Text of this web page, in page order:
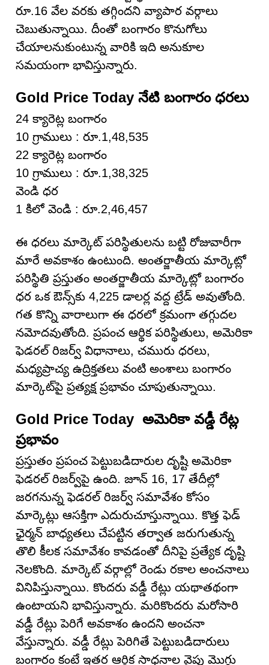
రూ.16 వేల వరకు తగ్గిందని వ్యాపార వర్గాలు
చెబుతున్నాయి. దీంతో బంగారం కొనుగోలు
చేయాలనుకుంటున్న వారికి ఇది అనుకూల
సమయంగా భావిస్తున్నారు.
Gold Price Today నేటి బంగారం ధరలు
24 క్యారెట్ల బంగారం
10 గ్రాములు : రూ.1,48,535
22 క్యారెట్ల బంగారం
10 గ్రాములు : రూ.1,38,325
వెండి ధర
1 కిలో వెండి : రూ.2,46,457
ఈ ధరలు మార్కెట్ పరిస్థితులను బట్టి రోజువారీగా
మారే అవకాశం ఉంటుంది. అంతర్జాతీయ మార్కెట్లో
పరిస్థితి ప్రస్తుతం అంతర్జాతీయ మార్కెట్లో బంగారం
ధర ఒక ఔన్స్‌కు 4,225 డాలర్ల వద్ద ట్రేడ్ అవుతోంది.
గత కొన్ని వారాలుగా ఈ ధరలో క్రమంగా తగ్గుదల
నమోదవుతోంది. ప్రపంచ ఆర్థిక పరిస్థితులు, అమెరికా
ఫెడరల్ రిజర్వ్ విధానాలు, చమురు ధరలు,
మధ్యప్రాచ్య ఉద్రిక్తతలు వంటి అంశాలు బంగారం
మార్కెట్‌పై ప్రత్యక్ష ప్రభావం చూపుతున్నాయి.
Gold Price Today అమెరికా వడ్డీ రేట్ల
ప్రభావం
ప్రస్తుతం ప్రపంచ పెట్టుబడిదారుల దృష్టి అమెరికా
ఫెడరల్ రిజర్వ్‌పై ఉంది. జూన్ 16, 17 తేదీల్లో
జరగనున్న ఫెడరల్ రిజర్వ్ సమావేశం కోసం
మార్కెట్లు ఆసక్తిగా ఎదురుచూస్తున్నాయి. కొత్త ఫెడ్
ఛైర్మన్ బాధ్యతలు చేపట్టిన తర్వాత జరుగుతున్న
తొలి కీలక సమావేశం కావడంతో దీనిపై ప్రత్యేక దృష్టి
నెలకొంది. మార్కెట్ వర్గాల్లో రెండు రకాల అంచనాలు
వినిపిస్తున్నాయి. కొందరు వడ్డీ రేట్లు యథాతథంగా
ఉంటాయని భావిస్తున్నారు. మరికొందరు మరోసారి
వడ్డీ రేట్లు పెరిగే అవకాశం ఉందని అంచనా
వేస్తున్నారు. వడ్డీ రేట్లు పెరిగితే పెట్టుబడిదారులు
బంగారం కంటే ఇతర ఆర్థిక సాధనాల వైపు మొగ్గు